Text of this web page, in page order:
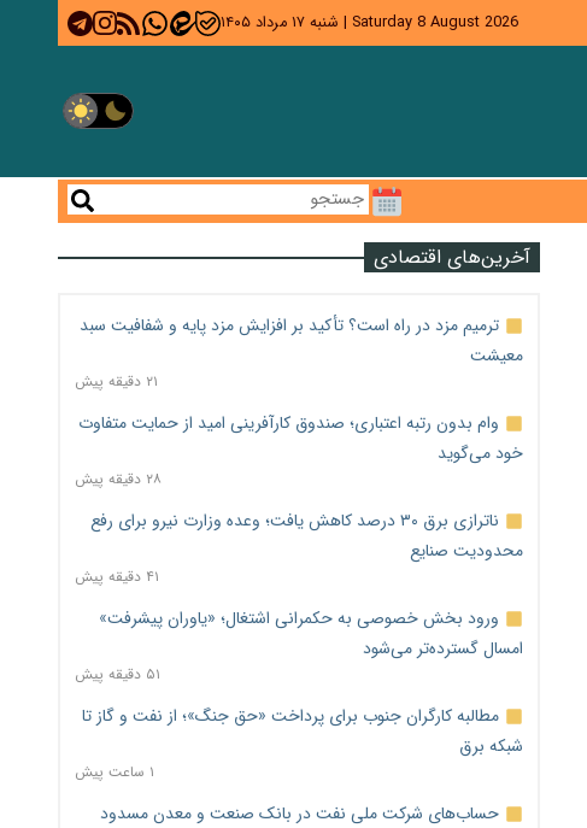
Saturday 8 August 2026
| شنبه ۱۷ مرداد ۱۴۰۵
آخرین‌های اقتصادی
ترمیم مزد در راه است؟ تأکید بر افزایش مزد پایه و شفافیت سبد
معیشت
۲۱ دقیقه پیش
وام بدون رتبه اعتباری؛ صندوق کارآفرینی امید از حمایت متفاوت
خود می‌گوید
۲۸ دقیقه پیش
ناترازی برق ۳۰ درصد کاهش یافت؛ وعده وزارت نیرو برای رفع
محدودیت صنایع
۴۱ دقیقه پیش
ورود بخش خصوصی به حکمرانی اشتغال؛ «یاوران پیشرفت»
امسال گسترده‌تر می‌شود
۵۱ دقیقه پیش
مطالبه کارگران جنوب برای پرداخت «حق جنگ»؛ از نفت و گاز تا
شبکه برق
۱ ساعت پیش
حساب‌های شرکت ملی نفت در بانک صنعت و معدن مسدود